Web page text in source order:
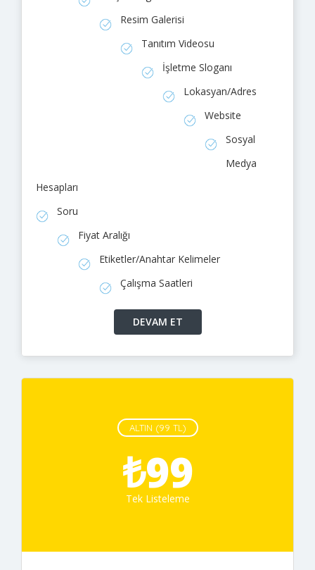
Resim Galerisi
Tanıtım Videosu
İşletme Sloganı
Lokasyan/Adres
Website
Sosyal
Medya
Hesapları
Soru
Fiyat Aralığı
Etiketler/Anahtar Kelimeler
Çalışma Saatleri
ALTIN (99 TL)
₺99
Tek Listeleme